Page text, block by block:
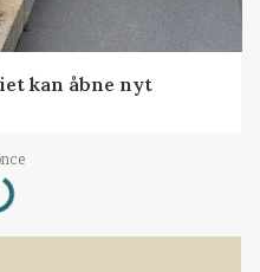
kan åbne nyt